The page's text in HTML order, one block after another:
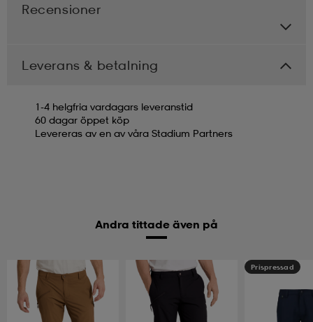
Recensioner
Leverans & betalning
1-4 helgfria vardagars leveranstid
60 dagar öppet köp
Levereras av en av våra Stadium Partners
Andra tittade även på
Prispressad